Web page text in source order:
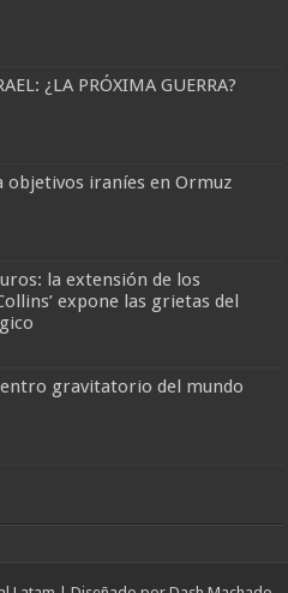
¿LA PRÓXIMA GUERRA?
objetivos iraníes en Ormuz
la extensión de los
expone las grietas del
gravitatorio del mundo